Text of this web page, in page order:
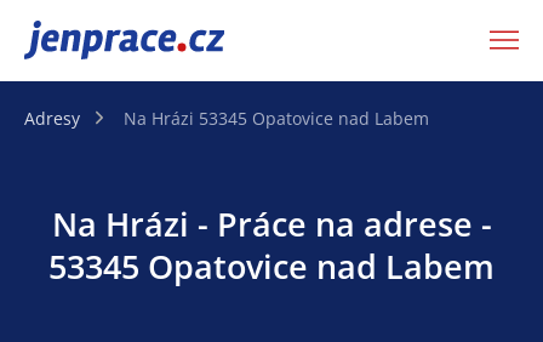
JenPráce.cz
Adresy Na Hrázi 53345 Opatovice nad Labem
Na Hrázi - Práce na adrese -
53345 Opatovice nad Labem